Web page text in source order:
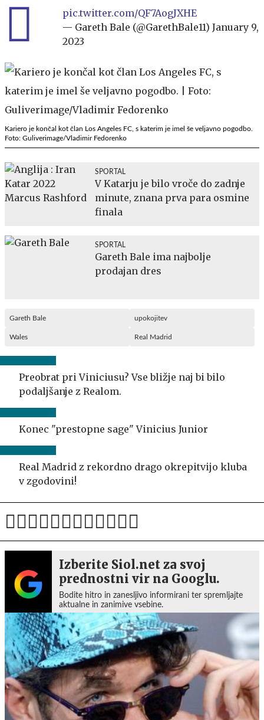
pic.twitter.com/QF7AogJXHE
— Gareth Bale (@GarethBale11) January 9,
2023
Kariero je končal kot član Los Angeles FC, s katerim je imel še veljavno pogodbo.
Foto: Guliverimage/Vladimir Fedorenko
SPORTAL
V Katarju je bilo vroče do zadnje
minute, znana prva para osmine
finala
SPORTAL
Gareth Bale ima najbolje
prodajan dres
Gareth Bale upokojitev
Wales Real Madrid
Preobrat pri Viniciusu? Vse bližje naj bi bilo
podaljšanje z Realom.
Konec "prestopne sage" Vinicius Junior
Real Madrid z rekordno drago okrepitvijo kluba
v zgodovini!
Izberite Siol.net za svoj
prednostni vir na Googlu.
Bodite hitro in zanesljivo informirani ter spremljajte
aktualne in zanimive vsebine.